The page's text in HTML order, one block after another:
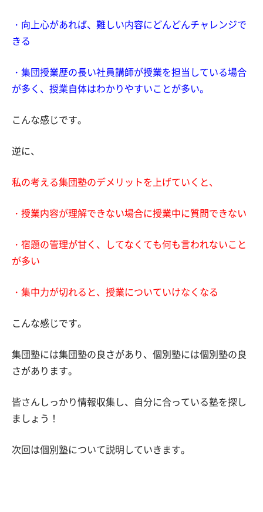
・向上心があれば、難しい内容にどんどんチャレンジで
きる
・集団授業歴の長い社員講師が授業を担当している場合
が多く、授業自体はわかりやすいことが多い。
こんな感じです。
逆に、
私の考える集団塾のデメリットを上げていくと、
・授業内容が理解できない場合に授業中に質問できない
・宿題の管理が甘く、してなくても何も言われないこと
が多い
・集中力が切れると、授業についていけなくなる
こんな感じです。
集団塾には集団塾の良さがあり、個別塾には個別塾の良
さがあります。
皆さんしっかり情報収集し、自分に合っている塾を探し
ましょう！
次回は個別塾について説明していきます。